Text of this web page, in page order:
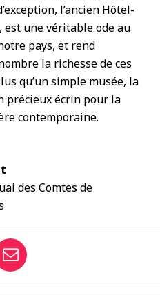
l’ancien Hôtel-
est une véritable ode au
pays, et rend
la richesse de ces
qu’un simple musée, la
précieux écrin pour la
contemporaine.
des Comtes de